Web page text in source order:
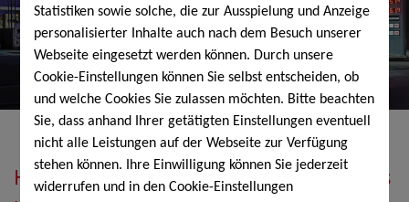
Statistiken sowie solche, die zur Ausspielung und Anzeige
personalisierter Inhalte auch nach dem Besuch unserer
Webseite eingesetzt werden können. Durch unsere
Cookie-Einstellungen können Sie selbst entscheiden, ob
und welche Cookies Sie zulassen möchten. Bitte beachten
Sie, dass anhand Ihrer getätigten Einstellungen eventuell
nicht alle Leistungen auf der Webseite zur Verfügung
stehen können. Ihre Einwilligung können Sie jederzeit
widerrufen und in den Cookie-Einstellungen
Heizöl, Diesel, Schmierstoffe, Holzpellets